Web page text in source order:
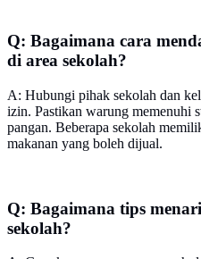
Q: Bagaimana cara
di area sekolah?
A: Hubungi pihak sekolah dan
izin. Pastikan warung memenuhi
pangan. Beberapa sekolah
makanan yang boleh dijual.
Q: Bagaimana tips
sekolah?